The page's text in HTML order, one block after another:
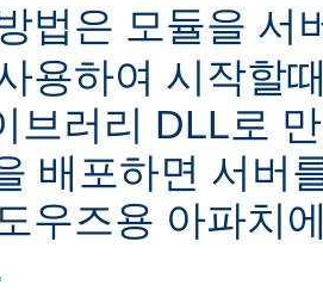
법은 모듈을 서
용하여 시작할
브러리 DLL로
배포하면 서버
우즈용 아파치